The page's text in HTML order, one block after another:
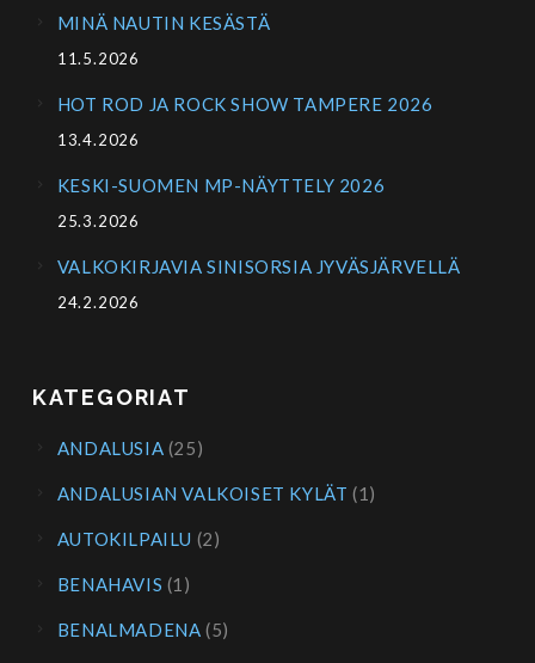
MINÄ NAUTIN KESÄSTÄ
11.5.2026
HOT ROD JA ROCK SHOW TAMPERE 2026
13.4.2026
KESKI-SUOMEN MP-NÄYTTELY 2026
25.3.2026
VALKOKIRJAVIA SINISORSIA JYVÄSJÄRVELLÄ
24.2.2026
KATEGORIAT
ANDALUSIA (25)
ANDALUSIAN VALKOISET KYLÄT (1)
AUTOKILPAILU (2)
BENAHAVIS (1)
BENALMADENA (5)